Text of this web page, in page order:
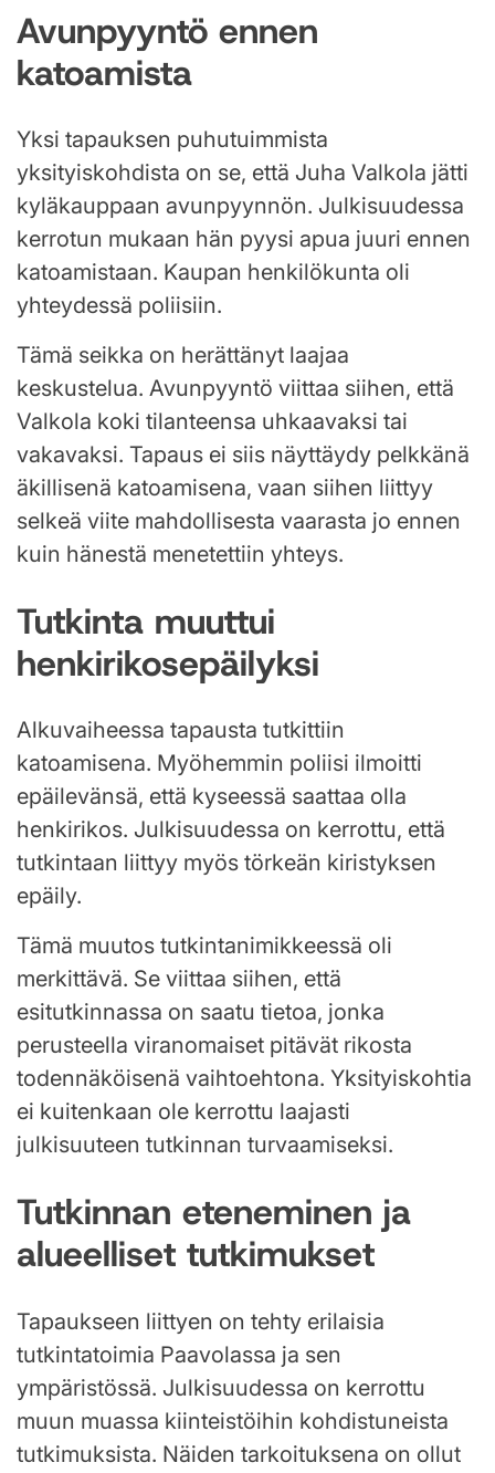
Avunpyyntö ennen
katoamista
Yksi tapauksen puhutuimmista
yksityiskohdista on se, että Juha Valkola jätti
kyläkauppaan avunpyynnön. Julkisuudessa
kerrotun mukaan hän pyysi apua juuri ennen
katoamistaan. Kaupan henkilökunta oli
yhteydessä poliisiin.
Tämä seikka on herättänyt laajaa
keskustelua. Avunpyyntö viittaa siihen, että
Valkola koki tilanteensa uhkaavaksi tai
vakavaksi. Tapaus ei siis näyttäydy pelkkänä
äkillisenä katoamisena, vaan siihen liittyy
selkeä viite mahdollisesta vaarasta jo ennen
kuin hänestä menetettiin yhteys.
Tutkinta muuttui
henkirikosepäilyksi
Alkuvaiheessa tapausta tutkittiin
katoamisena. Myöhemmin poliisi ilmoitti
epäilevänsä, että kyseessä saattaa olla
henkirikos. Julkisuudessa on kerrottu, että
tutkintaan liittyy myös törkeän kiristyksen
epäily.
Tämä muutos tutkintanimikkeessä oli
merkittävä. Se viittaa siihen, että
esitutkinnassa on saatu tietoa, jonka
perusteella viranomaiset pitävät rikosta
todennäköisenä vaihtoehtona. Yksityiskohtia
ei kuitenkaan ole kerrottu laajasti
julkisuuteen tutkinnan turvaamiseksi.
Tutkinnan eteneminen ja
alueelliset tutkimukset
Tapaukseen liittyen on tehty erilaisia
tutkintatoimia Paavolassa ja sen
ympäristössä. Julkisuudessa on kerrottu
muun muassa kiinteistöihin kohdistuneista
tutkimuksista. Näiden tarkoituksena on ollut